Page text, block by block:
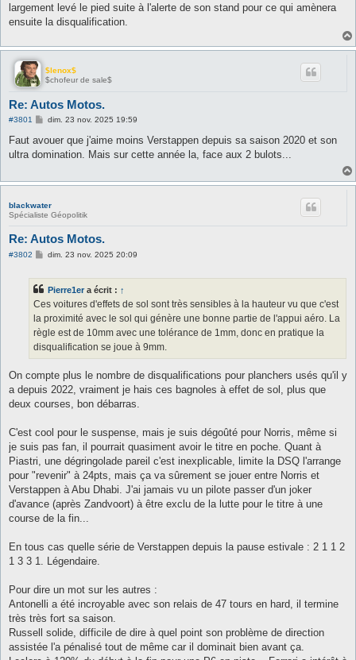
largement levé le pied suite à l'alerte de son stand pour ce qui amènera
ensuite la disqualification.
$lenox$
$chofeur de sale$
Re: Autos Motos.
#3801
M
s
a
dim. 23 nov. 2025 19:59
Faut avouer que j'aime moins Verstappen depuis sa saison 2020 et son
ultra domination. Mais sur cette année la, face aux 2 bulots...
blackwater
Spécialiste Géopolitik
Re: Autos Motos.
#3802
M
a
g
dim. 23 nov. 2025 20:09
Pierre1er a écrit : ↑
Ces voitures d'effets de sol sont très sensibles à la hauteur vu que c'est
la proximité avec le sol qui génère une bonne partie de l'appui aéro. La
règle est de 10mm avec une tolérance de 1mm, donc en pratique la
disqualification se joue à 9mm.
On compte plus le nombre de disqualifications pour planchers usés qu'il y
a depuis 2022, vraiment je hais ces bagnoles à effet de sol, plus que
deux courses, bon débarras.
C'est cool pour le suspense, mais je suis dégoûté pour Norris, même si
je suis pas fan, il pourrait quasiment avoir le titre en poche. Quant à
Piastri, une dégringolade pareil c'est inexplicable, limite la DSQ l'arrange
pour "revenir" à 24pts, mais ça va sûrement se jouer entre Norris et
Verstappen à Abu Dhabi. J'ai jamais vu un pilote passer d'un joker
d'avance (après Zandvoort) à être exclu de la lutte pour le titre à une
course de la fin...
En tous cas quelle série de Verstappen depuis la pause estivale : 2 1 1 2
1 3 3 1. Légendaire.
Pour dire un mot sur les autres :
Antonelli a été incroyable avec son relais de 47 tours en hard, il termine
très très fort sa saison.
Russell solide, difficile de dire à quel point son problème de direction
assistée l'a pénalisé tout de même car il dominait bien avant ça.